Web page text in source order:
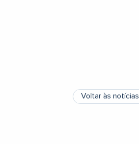
Voltar às notícias